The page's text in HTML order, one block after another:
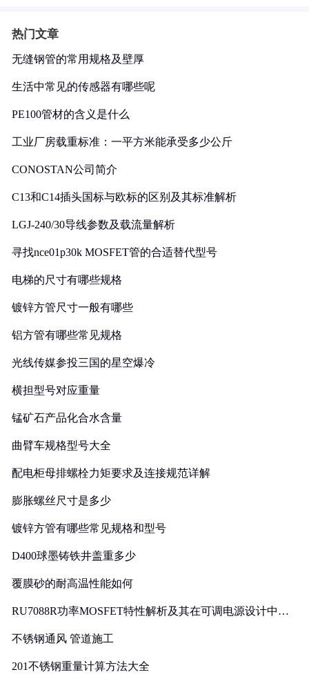
热门文章
无缝钢管的常用规格及壁厚
生活中常见的传感器有哪些呢
PE100管材的含义是什么
工业厂房载重标准：一平方米能承受多少公斤
CONOSTAN公司简介
C13和C14插头国标与欧标的区别及其标准解析
LGJ-240/30导线参数及载流量解析
寻找nce01p30k MOSFET管的合适替代型号
电梯的尺寸有哪些规格
镀锌方管尺寸一般有哪些
铝方管有哪些常见规格
光线传媒参投三国的星空爆冷
横担型号对应重量
锰矿石产品化合水含量
曲臂车规格型号大全
配电柜母排螺栓力矩要求及连接规范详解
膨胀螺丝尺寸是多少
镀锌方管有哪些常见规格和型号
D400球墨铸铁井盖重多少
覆膜砂的耐高温性能如何
RU7088R功率MOSFET特性解析及其在可调电源设计中的
不锈钢通风 管道施工
201不锈钢重量计算方法大全